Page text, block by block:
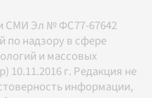
СМИ Эл № ФС77-67642
по надзору в сфере
и массовых
г. Редакция не
информации,